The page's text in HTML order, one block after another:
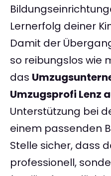
Lernerfolg deiner
Damit der
so reibungslos wie
das
Umzugsprofi Lenz
Unterstützung bei
einem passenden
Stelle sicher, dass
professionell,